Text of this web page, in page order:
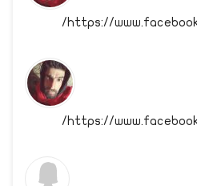
https://
https://